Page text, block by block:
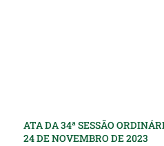
ATA DA 34ª SESSÃO
24 DE NOVEMBRO DE 2023